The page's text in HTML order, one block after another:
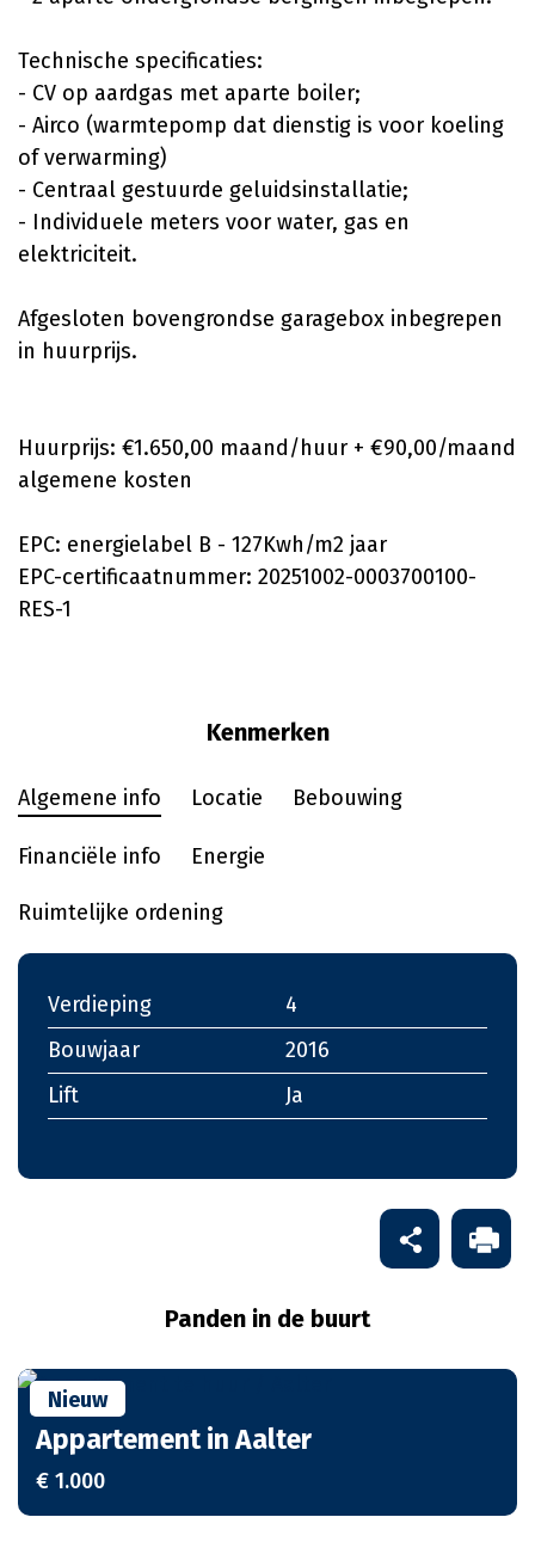
Technische specificaties:
- CV op aardgas met aparte boiler;
- Airco (warmtepomp dat dienstig is voor koeling
of verwarming)
- Centraal gestuurde geluidsinstallatie;
- Individuele meters voor water, gas en
elektriciteit.
Afgesloten bovengrondse garagebox inbegrepen
in huurprijs.
Huurprijs: €1.650,00 maand/huur + €90,00/maand
algemene kosten
EPC: energielabel B - 127Kwh/m2 jaar
EPC-certificaatnummer: 20251002-0003700100-
RES-1
Kenmerken
Algemene info Locatie Bebouwing
Financiële info Energie
Ruimtelijke ordening
Verdieping
4
Bouwjaar
2016
Lift
Ja
Panden in de buurt
Nieuw
Appartement in Aalter
€ 1.000